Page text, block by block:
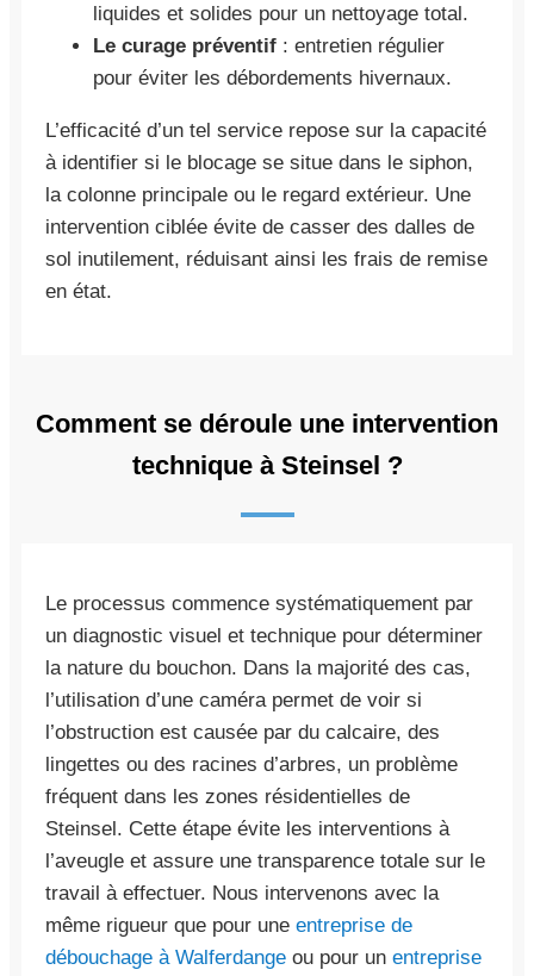
liquides et solides pour un nettoyage total.
Le curage préventif : entretien régulier
pour éviter les débordements hivernaux.
L’efficacité d’un tel service repose sur la capacité
à identifier si le blocage se situe dans le siphon,
la colonne principale ou le regard extérieur. Une
intervention ciblée évite de casser des dalles de
sol inutilement, réduisant ainsi les frais de remise
en état.
Comment se déroule une intervention
technique à Steinsel ?
Le processus commence systématiquement par
un diagnostic visuel et technique pour déterminer
la nature du bouchon. Dans la majorité des cas,
l’utilisation d’une caméra permet de voir si
l’obstruction est causée par du calcaire, des
lingettes ou des racines d’arbres, un problème
fréquent dans les zones résidentielles de
Steinsel. Cette étape évite les interventions à
l’aveugle et assure une transparence totale sur le
travail à effectuer. Nous intervenons avec la
même rigueur que pour une entreprise de
débouchage à Walferdange ou pour un entreprise